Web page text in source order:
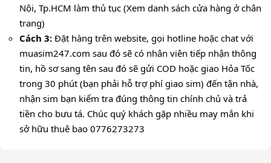
Nội, Tp.HCM làm thủ tục (Xem danh sách cửa hàng ở chân
trang)
Cách 3: Đặt hàng trên website, gọi hotline hoặc chat với
muasim247.com sau đó sẽ có nhân viên tiếp nhận thông
tin, hồ sơ sang tên sau đó sẽ gửi COD hoặc giao Hỏa Tốc
trong 30 phút (bạn phải hỗ trợ phí giao sim) đến tận nhà,
nhận sim bạn kiểm tra đúng thông tin chính chủ và trả
tiền cho bưu tá. Chúc quý khách gặp nhiều may mắn khi
sở hữu thuê bao 0776273273